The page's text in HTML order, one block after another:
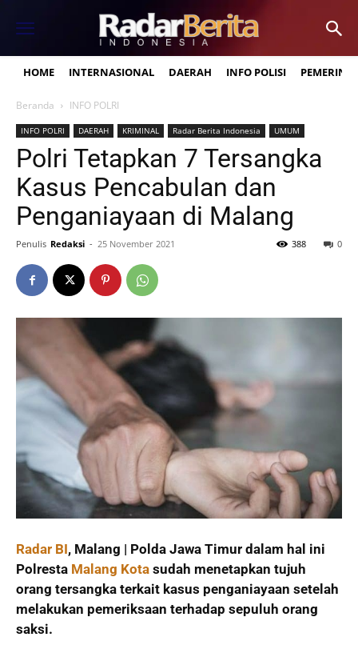
HOME INTERNASIONAL DAERAH INFO POLISI
Beranda INFO POLRI
INFO POLRI DAERAH KRIMINAL Radar Berita Indonesia UMUM
Polri Tetapkan 7 Tersangka
Kasus Pencabulan dan
Penganiayaan di Malang
Penulis Redaksi - 25 November 2021 0
388
Radar BI, Malang | Polda Jawa Timur dalam hal ini
Polresta Malang Kota sudah menetapkan tujuh
orang tersangka terkait kasus penganiayaan setelah
melakukan pemeriksaan terhadap sepuluh orang
saksi.